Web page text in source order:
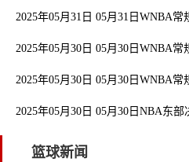
2025年05月31日 05月31日WNBA
2025年05月30日 05月30日WNBA
2025年05月30日 05月30日WNBA
2025年05月30日 05月30日NBA东
篮球新闻